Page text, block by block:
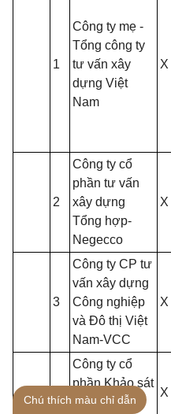
1
Công ty mẹ -
Tổng công ty
tư vấn xây
dựng Việt
Nam
X
2
Công ty cổ
phần tư vấn
xây dựng
Tổng hợp-
Negecco
X
3
Công ty CP tư
vấn xây dựng
Công nghiệp
và Đô thị Việt
Nam-VCC
X
Công ty cổ
phần Khảo sát
và xây dựng-
X
Chú thích màu chỉ dẫn